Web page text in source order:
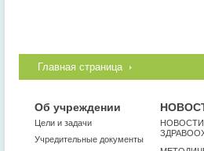
Главная страница
Об учреждении
Цели и задачи
Учредительные документы
НОВОСТИ